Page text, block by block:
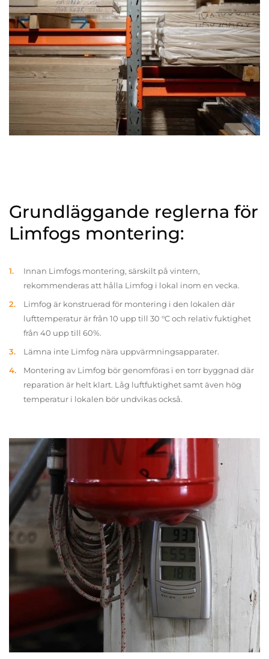
Grundläggande reglerna för
Limfogs montering:
Innan Limfogs montering, särskilt på vintern,
rekommenderas att hålla Limfog i lokal inom en vecka.
Limfog är konstruerad för montering i den lokalen där
lufttemperatur är från 10 upp till 30 °C och relativ fuktighet
från 40 upp till 60%.
Lämna inte Limfog nära uppvärmningsapparater.
Montering av Limfog bör genomföras i en torr byggnad där
reparation är helt klart. Låg luftfuktighet samt även hög
temperatur i lokalen bör undvikas också.